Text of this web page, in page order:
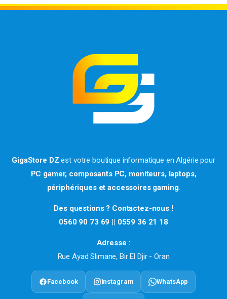
GigaStore DZ est votre boutique informatique en Algérie pour
PC gamer, composants PC, moniteurs, laptops,
périphériques et accessoires gaming.
Des questions ? Contactez-nous !
0560 90 73 69 || 0559 36 21 18
Adresse :
Rue Ayad Slimane, Bir El Djir - Oran
Facebook Instagram WhatsApp